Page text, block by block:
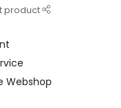
product
Webshop